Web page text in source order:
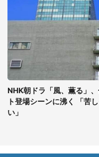
NHK朝ドラ「風、薫る」
ト登場シーンに沸く 「苦
い」